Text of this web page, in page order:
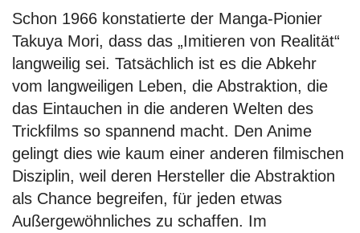
Schon 1966 konstatierte der Manga-Pionier
Takuya Mori, dass das „Imitieren von Realität“
langweilig sei. Tatsächlich ist es die Abkehr
vom langweiligen Leben, die Abstraktion, die
das Eintauchen in die anderen Welten des
Trickfilms so spannend macht. Den Anime
gelingt dies wie kaum einer anderen filmischen
Disziplin, weil deren Hersteller die Abstraktion
als Chance begreifen, für jeden etwas
Außergewöhnliches zu schaffen. Im